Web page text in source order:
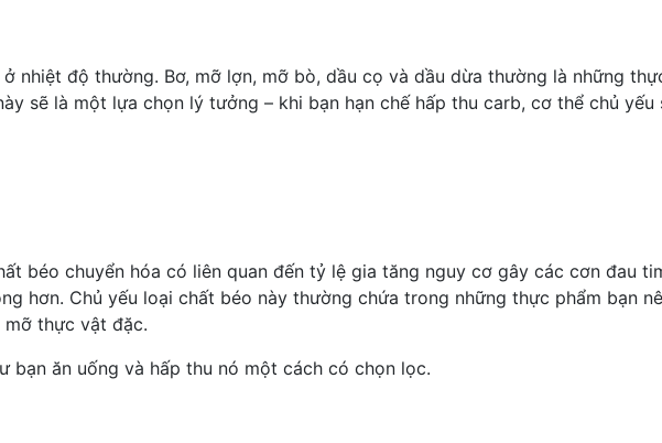
nhiệt độ thường. Bơ, mỡ lợn, mỡ bò, dầu cọ và dầu dừa thường là những
sẽ là một lựa chọn lý tưởng – khi bạn hạn chế hấp thu carb, cơ thể chủ
béo chuyển hóa có liên quan đến tỷ lệ gia tăng nguy cơ gây các cơn đau
hơn. Chủ yếu loại chất béo này thường chứa trong những thực phẩm bạn
mỡ thực vật đặc.
bạn ăn uống và hấp thu nó một cách có chọn lọc.